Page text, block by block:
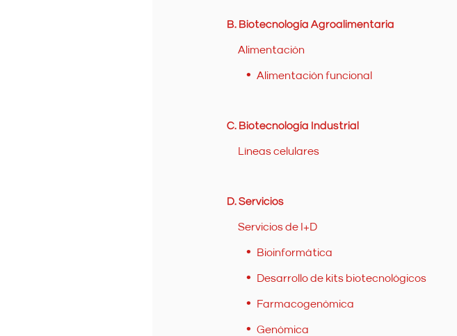
B. Biotecnología Agroalimentaria
Alimentación
Alimentación funcional
C. Biotecnología Industrial
Líneas celulares
D. Servicios
Servicios de I+D
Bioinformática
Desarrollo de kits biotecnológicos
Farmacogenómica
Genómica